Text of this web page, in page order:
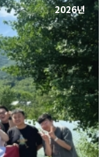
2026년